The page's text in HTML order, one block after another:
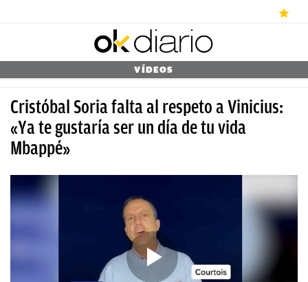
REAL
MADRID
CANTERA
VÍDEOS
Cristóbal Soria falta al respeto a Vinicius:
«Ya te gustaría ser un día de tu vida
Mbappé»